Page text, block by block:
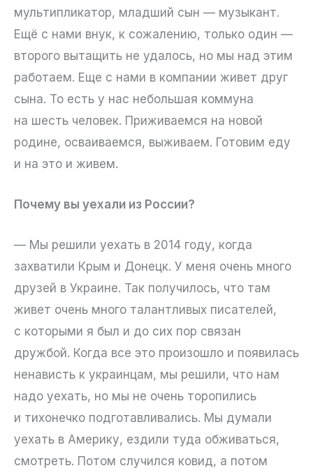
мультипликатор, младший сын — музыкант.
Ещё с нами внук, к сожалению, только один —
второго вытащить не удалось, но мы над этим
работаем. Еще с нами в компании живет друг
сына. То есть у нас небольшая коммуна
на шесть человек. Приживаемся на новой
родине, осваиваемся, выживаем. Готовим еду
и на это и живем.
Почему вы уехали из России?
— Мы решили уехать в 2014 году, когда
захватили Крым и Донецк. У меня очень много
друзей в Украине. Так получилось, что там
живет очень много талантливых писателей,
с которыми я был и до сих пор связан
дружбой. Когда все это произошло и появилась
ненависть к украинцам, мы решили, что нам
надо уехать, но мы не очень торопились
и тихонечко подготавливались. Мы думали
уехать в Америку, ездили туда обживаться,
смотреть. Потом случился ковид, а потом